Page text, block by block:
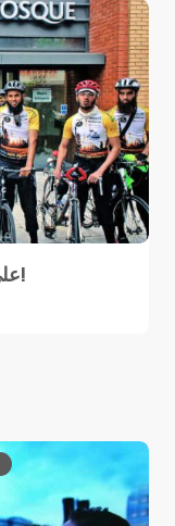
على الدراجات الهوائية من لندن إلى مكة!